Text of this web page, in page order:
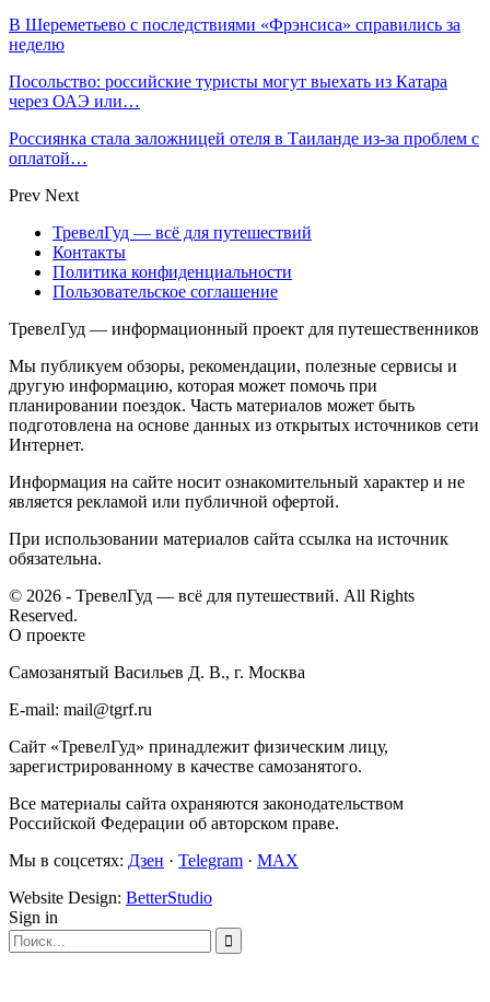
В Шереметьево с последствиями «Фрэнсиса» справились за
неделю
Посольство: российские туристы могут выехать из Катара
через ОАЭ или…
Россиянка стала заложницей отеля в Таиланде из-за проблем с
оплатой…
Prev Next
ТревелГуд — всё для путешествий
Контакты
Политика конфиденциальности
Пользовательское соглашение
ТревелГуд — информационный проект для путешественников
Мы публикуем обзоры, рекомендации, полезные сервисы и
другую информацию, которая может помочь при
планировании поездок. Часть материалов может быть
подготовлена на основе данных из открытых источников сети
Интернет.
Информация на сайте носит ознакомительный характер и не
является рекламой или публичной офертой.
При использовании материалов сайта ссылка на источник
обязательна.
© 2026 - ТревелГуд — всё для путешествий. All Rights
Reserved.
О проекте
Самозанятый Васильев Д. В., г. Москва
E-mail: mail@tgrf.ru
Сайт «ТревелГуд» принадлежит физическим лицу,
зарегистрированному в качестве самозанятого.
Все материалы сайта охраняются законодательством
Российской Федерации об авторском праве.
Мы в соцсетях: Дзен · Telegram · MAX
Website Design: BetterStudio
Sign in